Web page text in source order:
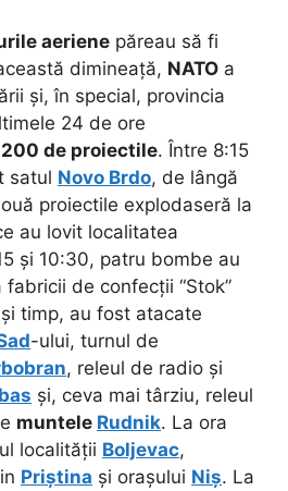
aeriene păreau să fi
dimineață, NATO a
și, în special, provincia
24 de ore
200 de proiectile. Între 8:15
satul Novo Brdo, de lângă
proiectile explodaseră la
au lovit localitatea
și 10:30, patru bombe au
de confecții “Stok”
timp, au fost atacate
-ului, turnul de
, releul de radio și
și, ceva mai târziu, releul
muntele Rudnik. La ora
localității Boljevac,
Priștina și orașului Niș. La